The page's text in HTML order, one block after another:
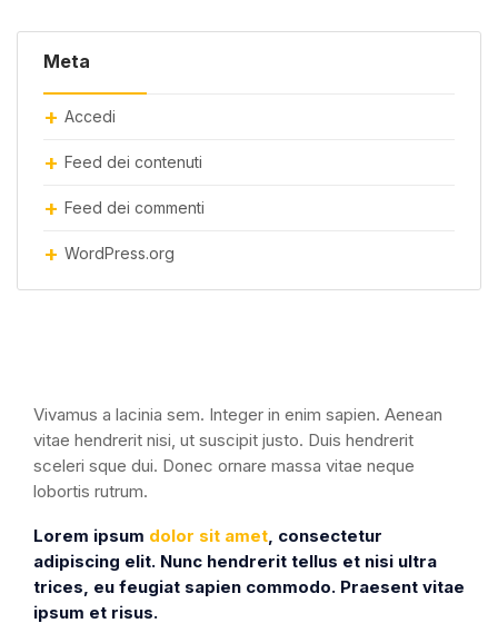
Meta
Accedi
Feed dei contenuti
Feed dei commenti
WordPress.org
Vivamus a lacinia sem. Integer in enim sapien. Aenean
vitae hendrerit nisi, ut suscipit justo. Duis hendrerit
sceleri sque dui. Donec ornare massa vitae neque
lobortis rutrum.
Lorem ipsum dolor sit amet, consectetur
adipiscing elit. Nunc hendrerit tellus et nisi ultra
trices, eu feugiat sapien commodo. Praesent vitae
ipsum et risus.